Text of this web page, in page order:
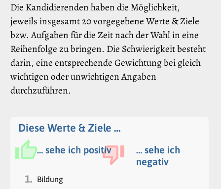
Die Kandidierenden haben die Möglichkeit,
jeweils insgesamt 20 vorgegebene Werte & Ziele
bzw. Aufgaben für die Zeit nach der Wahl in eine
Reihenfolge zu bringen. Die Schwierigkeit besteht
darin, eine entsprechende Gewichtung bei gleich
wichtigen oder unwichtigen Angaben
durchzuführen.
Diese Werte & Ziele …
… sehe ich positiv
… sehe ich
negativ
1.
Bildung